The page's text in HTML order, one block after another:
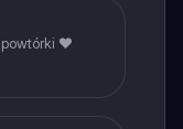
powtórki ❤️